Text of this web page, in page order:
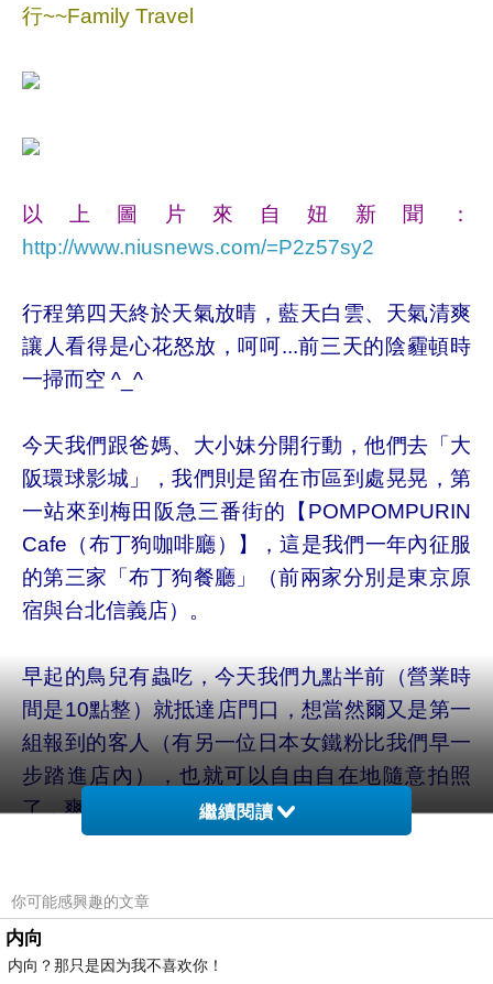
行~~Family Travel
以上圖片來自妞新聞：
http://www.niusnews.com/=P2z57sy2
行程第四天終於天氣放晴，藍天白雲、天氣清爽
讓人看得是心花怒放，呵呵...前三天的陰霾頓時
一掃而空 ^_^
今天我們跟爸媽、大小妹分開行動，他們去「大
阪環球影城」，我們則是留在市區到處晃晃，第
一站來到梅田阪急三番街的【POMPOMPURIN
Cafe（布丁狗咖啡廳）】，這是我們一年內征服
的第三家「布丁狗餐廳」（前兩家分別是東京原
宿與台北信義店）。
早起的鳥兒有蟲吃，今天我們九點半前（營業時
間是10點整）就抵達店門口，想當然爾又是第一
組報到的客人（有另一位日本女鐵粉比我們早一
步踏進店內），也就可以自由自在地隨意拍照
了，爽！
黃色為裝潢主色調，然後店裡頭同樣處處都能看
到布丁狗的身影，不過為了呼應關西大阪的美食
文化，限定商品與餐點特別加入「章魚燒」以及
繼續閱讀
你可能感興趣的文章
内向
内向？那只是因为我不喜欢你！